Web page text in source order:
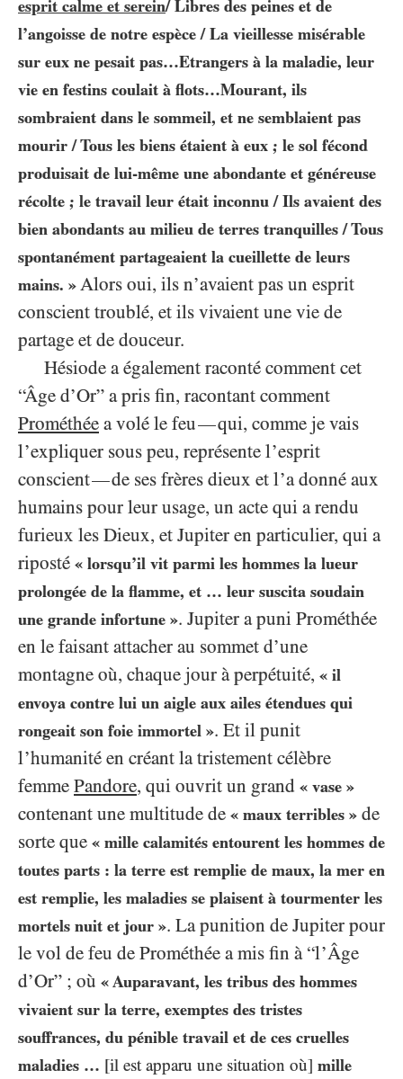
esprit calme et serein/ Libres des peines et de
l’angoisse de notre espèce / La vieillesse misérable
sur eux ne pesait pas…Etrangers à la maladie, leur
vie en festins coulait à flots…Mourant, ils
sombraient dans le sommeil, et ne semblaient pas
mourir / Tous les biens étaient à eux ; le sol fécond
produisait de lui-même une abondante et généreuse
récolte ; le travail leur était inconnu / Ils avaient des
bien abondants au milieu de terres tranquilles / Tous
spontanément partageaient la cueillette de leurs
mains. » Alors oui, ils n’avaient pas un esprit
conscient troublé, et ils vivaient une vie de
partage et de douceur.
Hésiode a également raconté comment cet
“Âge d’Or” a pris fin, racontant comment
Prométhée a volé le feu—qui, comme je vais
l’expliquer sous peu, représente l’esprit
conscient—de ses frères dieux et l’a donné aux
humains pour leur usage, un acte qui a rendu
furieux les Dieux, et Jupiter en particulier, qui a
riposté « lorsqu’il vit parmi les hommes la lueur
prolongée de la flamme, et … leur suscita soudain
une grande infortune ». Jupiter a puni Prométhée
en le faisant attacher au sommet d’une
montagne où, chaque jour à perpétuité, « il
envoya contre lui un aigle aux ailes étendues qui
rongeait son foie immortel ». Et il punit
l’humanité en créant la tristement célèbre
femme Pandore, qui ouvrit un grand « vase »
contenant une multitude de « maux terribles » de
sorte que « mille calamités entourent les hommes de
toutes parts : la terre est remplie de maux, la mer en
est remplie, les maladies se plaisent à tourmenter les
mortels nuit et jour ». La punition de Jupiter pour
le vol de feu de Prométhée a mis fin à “l’Âge
d’Or” ; où « Auparavant, les tribus des hommes
vivaient sur la terre, exemptes des tristes
souffrances, du pénible travail et de ces cruelles
maladies … [il est apparu une situation où] mille